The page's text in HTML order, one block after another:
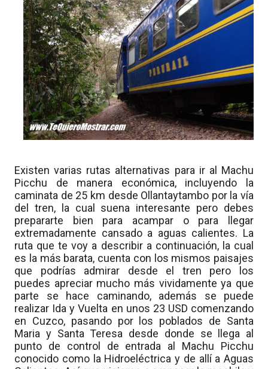
Existen varias rutas alternativas para ir al Machu
Picchu de manera económica, incluyendo la
caminata de 25 km desde Ollantaytambo por la vía
del tren, la cual suena interesante pero debes
prepararte bien para acampar o para llegar
extremadamente cansado a aguas calientes. La
ruta que te voy a describir a continuación, la cual
es la más barata, cuenta con los mismos paisajes
que podrías admirar desde el tren pero los
puedes apreciar mucho más vividamente ya que
parte se hace caminando, además se puede
realizar Ida y Vuelta en unos 23 USD comenzando
en Cuzco, pasando por los poblados de Santa
Maria y Santa Teresa desde donde se llega al
punto de control de entrada al Machu Picchu
conocido como la Hidroeléctrica y de allí a Aguas